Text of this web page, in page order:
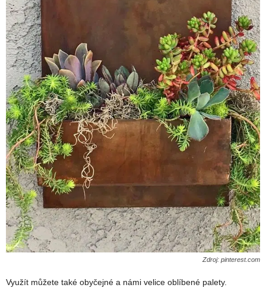
Zdroj: pinterest.com
Využít můžete také obyčejné a námi velice oblíbené palety.